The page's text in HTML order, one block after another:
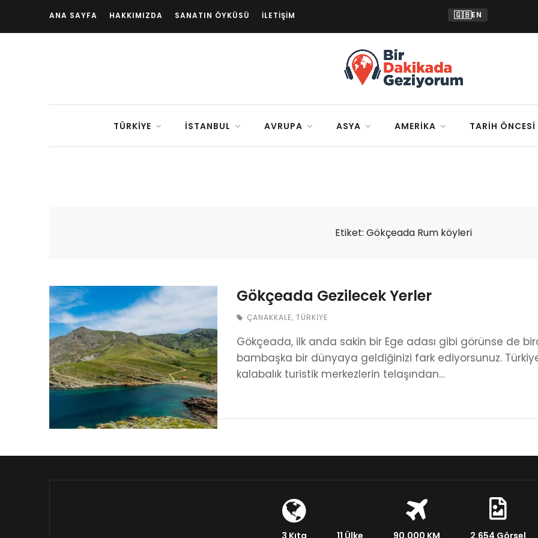
ANA SAYFA HAKKIMIZDA SANATIN ÖYKÜSÜ İLETIŞIM 🇬🇧EN
TÜRKIYE İSTANBUL AVRUPA ASYA AMERIKA TARIH ÖNCESI
Etiket: Gökçeada Rum köyleri
Gökçeada Gezilecek Yerler
ÇANAKKALE, TÜRKIYE
Gökçeada, ilk anda sakin bir Ege adası gibi görünse de
bambaşka bir dünyaya geldiğinizi fark ediyorsunuz.
kalabalık turistik merkezlerin telaşından…